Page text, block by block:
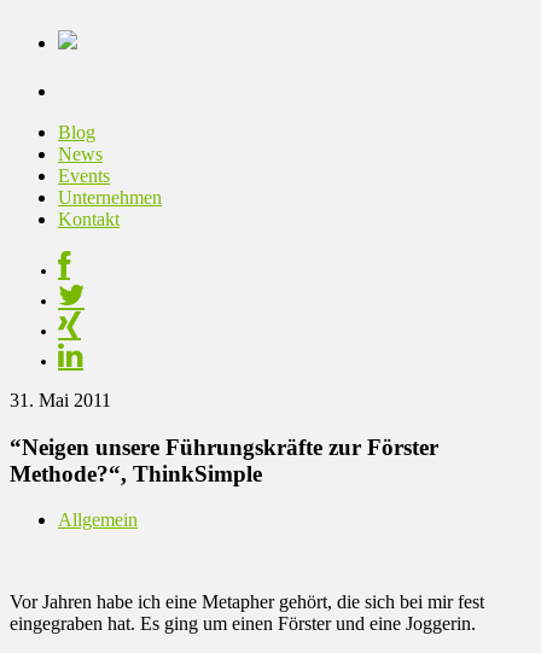
Blog
News
Events
Unternehmen
Kontakt
31. Mai 2011
“Neigen unsere Führungskräfte zur Förster
Methode?“, ThinkSimple
Allgemein
Vor Jahren habe ich eine Metapher gehört, die sich bei mir fest
eingegraben hat. Es ging um einen Förster und eine Joggerin.